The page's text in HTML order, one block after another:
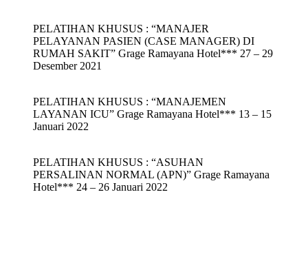
PELATIHAN KHUSUS : “MANAJER
PELAYANAN PASIEN (CASE MANAGER) DI
RUMAH SAKIT” Grage Ramayana Hotel*** 27 – 29
Desember 2021
PELATIHAN KHUSUS : “MANAJEMEN
LAYANAN ICU” Grage Ramayana Hotel*** 13 – 15
Januari 2022
PELATIHAN KHUSUS : “ASUHAN
PERSALINAN NORMAL (APN)” Grage Ramayana
Hotel*** 24 – 26 Januari 2022